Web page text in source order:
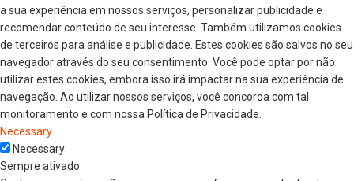
a sua experiência em nossos serviços, personalizar publicidade e
recomendar conteúdo de seu interesse. Também utilizamos cookies
de terceiros para análise e publicidade. Estes cookies são salvos no seu
navegador através do seu consentimento. Você pode optar por não
utilizar estes cookies, embora isso irá impactar na sua experiência de
navegação. Ao utilizar nossos serviços, você concorda com tal
monitoramento e com nossa Política de Privacidade.
Necessary
Necessary
Sempre ativado